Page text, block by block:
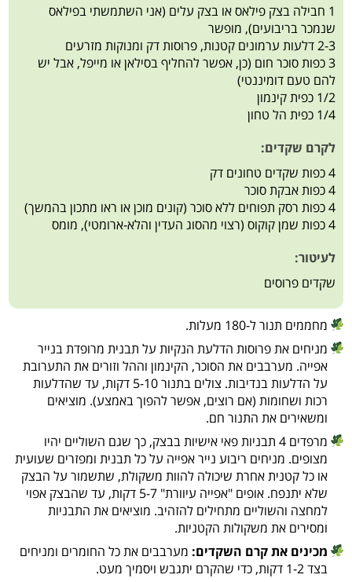
1 חבילה בצק פילאס או בצק עלים (אני השתמשתי בפילאס
שנמכר בריבועים), מופשר
2-3 דלעות ערמונים קטנות, פרוסות דק ומנוקות מזרעים
3 כפות סוכר חום (כן, אפשר להחליף בסילאן או מייפל, אבל יש
להם טעם דומיננטי)
1/2 כפית קינמון
1/4 כפית הל טחון
לקרם שקדים:
4 כפות שקדים טחונים דק
4 כפות אבקת סוכר
4 כפות רסק תפוחים ללא סוכר (קונים מוכן או ראו מתכון בהמשך)
4 כפות שמן קוקוס (רצוי מהסוג העדין והלא-ארומטי), מומס
לעיטור:
שקדים פרוסים
מחממים תנור ל-180 מעלות.
מניחים את פרוסות הדלעת הנקיות על תבנית מרופדת בנייר
אפייה. מערבבים את הסוכר, הקינמון וההל וזורים את התערובת
על הדלעות בנדיבות. צולים בתנור 5-10 דקות, עד שהדלעות
רכות ושחומות (אם רוצים, אפשר להפוך באמצע). מוציאים
ומשאירים את התנור חם.
מרפדים 4 תבניות פאי אישיות בבצק, כך שגם השוליים יהיו
מצופים. מניחים ריבוע נייר אפייה על כל תבנית ומפזרים שעועית
או כל קטנית אחרת שיכולה להוות משקולת, שתשמור על הבצק
שלא יתנפח. אופים "אפייה עיוורת" 5-7 דקות, עד שהבצק אפוי
למחצה והשוליים מתחילים להזהיב. מוציאים את התבניות
ומסירים את משקולות הקטניות.
מכינים את קרם השקדים: מערבבים את כל החומרים ומניחים
בצד 1-2 דקות, כדי שהקרם יתגבש ויסמיך מעט.